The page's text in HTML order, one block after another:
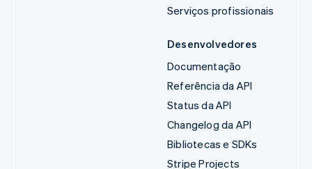
Serviços profissionais
Desenvolvedores
Documentação
Referência da API
Status da API
Changelog da API
Bibliotecas e SDKs
Stripe Projects